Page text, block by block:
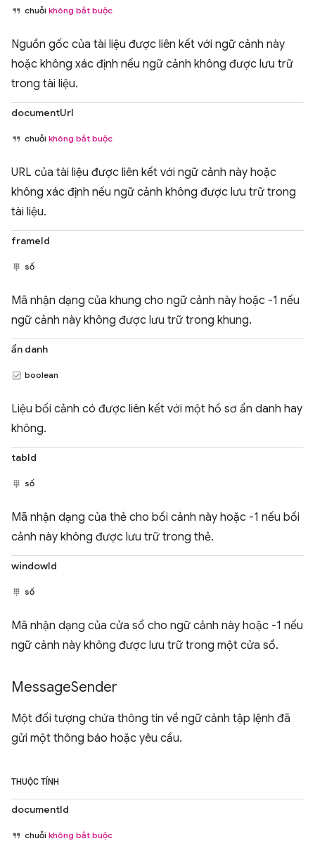
chuỗi không bắt buộc
Nguồn gốc của tài liệu được liên kết với ngữ cảnh này
hoặc không xác định nếu ngữ cảnh không được lưu trữ
trong tài liệu.
documentUrl
chuỗi không bắt buộc
URL của tài liệu được liên kết với ngữ cảnh này hoặc
không xác định nếu ngữ cảnh không được lưu trữ trong
tài liệu.
frameId
số
Mã nhận dạng của khung cho ngữ cảnh này hoặc -1 nếu
ngữ cảnh này không được lưu trữ trong khung.
ẩn danh
boolean
Liệu bối cảnh có được liên kết với một hồ sơ ẩn danh hay
không.
tabId
số
Mã nhận dạng của thẻ cho bối cảnh này hoặc -1 nếu bối
cảnh này không được lưu trữ trong thẻ.
windowId
số
Mã nhận dạng của cửa sổ cho ngữ cảnh này hoặc -1 nếu
ngữ cảnh này không được lưu trữ trong một cửa sổ.
MessageSender
Một đối tượng chứa thông tin về ngữ cảnh tập lệnh đã
gửi một thông báo hoặc yêu cầu.
THUỘC TÍNH
documentId
chuỗi không bắt buộc